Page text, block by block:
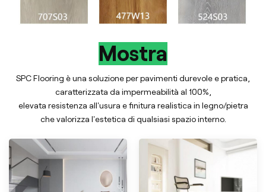
Mostra
SPC Flooring è una soluzione per pavimenti durevole e pratica,
caratterizzata da impermeabilità al 100%,
elevata resistenza all'usura e finitura realistica in legno/pietra
che valorizza l'estetica di qualsiasi spazio interno.